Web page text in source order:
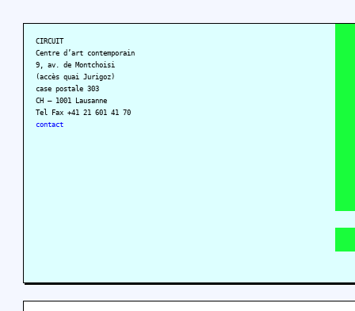
CIRCUIT
Centre d’art contemporain
9, av. de Montchoisi
(accès quai Jurigoz)
case postale 303
CH – 1001 Lausanne
Tel Fax +41 21 601 41 70
contact